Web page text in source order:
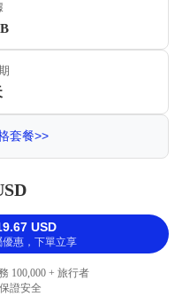
套餐>>
USD
惠，下單立享
100,000 + 旅行者
證安全